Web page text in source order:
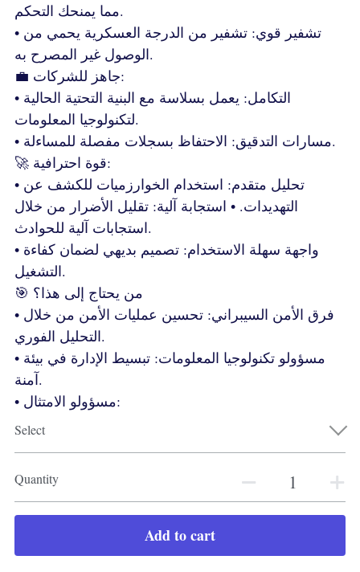
مما يمنحك التحكم.
• تشفير قوي: تشفير من الدرجة العسكرية يحمي من
الوصول غير المصرح به.
💼 جاهز للشركات:
• التكامل: يعمل بسلاسة مع البنية التحتية الحالية
لتكنولوجيا المعلومات.
• مسارات التدقيق: الاحتفاظ بسجلات مفصلة للمساءلة.
🚀 قوة احترافية:
• تحليل متقدم: استخدام الخوارزميات للكشف عن
التهديدات. • استجابة آلية: تقليل الأضرار من خلال
استجابات آلية للحوادث.
• واجهة سهلة الاستخدام: تصميم بديهي لضمان كفاءة
التشغيل.
🎯 من يحتاج إلى هذا؟
• فرق الأمن السيبراني: تحسين عمليات الأمن من خلال
التحليل الفوري.
• مسؤولو تكنولوجيا المعلومات: تبسيط الإدارة في بيئة
آمنة.
• مسؤولو الامتثال:
Select
Quantity
Add to cart